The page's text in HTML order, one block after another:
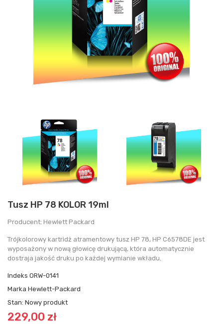
Tusz HP 78 KOLOR 19ml
Producent: Hewlett Packard
Trójkolorowy kartridż atramentowy tusz HP 78, HP C6578DE jest
wyposażony w nową głowicę drukującą, która automatycznie
dostraja jakość druku po każdej wymianie wkładu.
Indeks ORW-0141
Marka Hewlett-Packard
Stan: Nowy produkt
229,00 zł